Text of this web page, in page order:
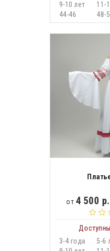
9-10 лет
11-
44-46
48-
от 4 500 р.
3-4 года
5-6